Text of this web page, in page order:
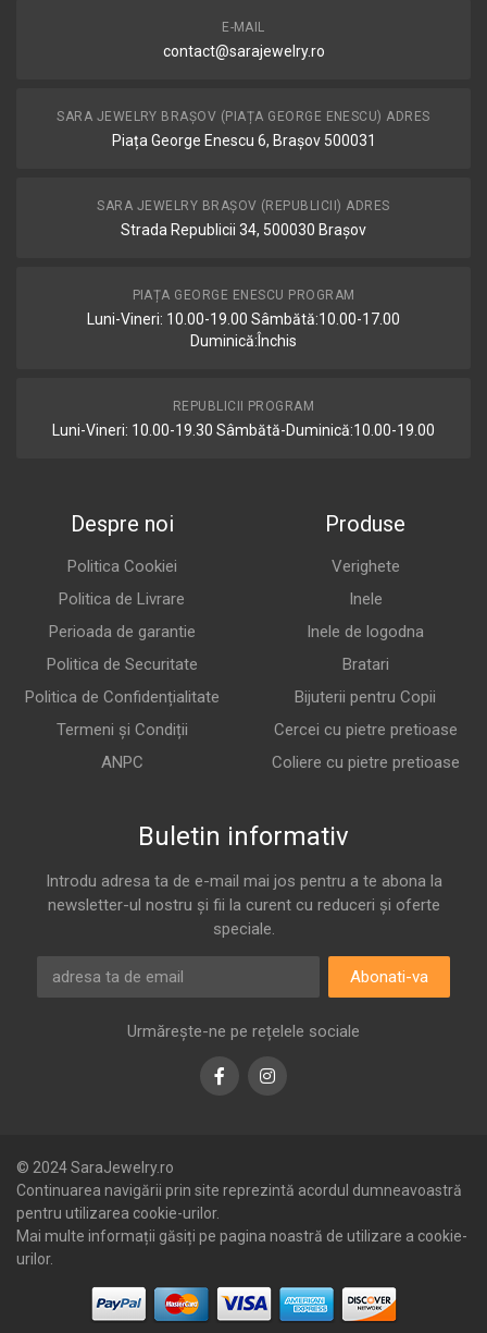
E-MAIL
contact@sarajewelry.ro
SARA JEWELRY BRAȘOV (PIAȚA GEORGE ENESCU) ADRES
Piața George Enescu 6, Brașov 500031
SARA JEWELRY BRAȘOV (REPUBLICII) ADRES
Strada Republicii 34, 500030 Brașov
PIAȚA GEORGE ENESCU PROGRAM
Luni-Vineri: 10.00-19.00 Sâmbătă:10.00-17.00
Duminică:Închis
REPUBLICII PROGRAM
Luni-Vineri: 10.00-19.30 Sâmbătă-Duminică:10.00-19.00
Despre noi
Politica Cookiei
Politica de Livrare
Perioada de garantie
Politica de Securitate
Politica de Confidențialitate
Termeni și Condiții
ANPC
Produse
Verighete
Inele
Inele de logodna
Bratari
Bijuterii pentru Copii
Cercei cu pietre pretioase
Coliere cu pietre pretioase
Buletin informativ
Introdu adresa ta de e-mail mai jos pentru a te abona la
newsletter-ul nostru și fii la curent cu reduceri și oferte
speciale.
Abonati-va
Urmărește-ne pe rețelele sociale
FacebookInstagram
© 2024 SaraJewelry.ro
Continuarea navigării prin site reprezintă acordul dumneavoastră
pentru utilizarea cookie-urilor.
Mai multe informații găsiți pe pagina noastră de utilizare a cookie-
urilor.